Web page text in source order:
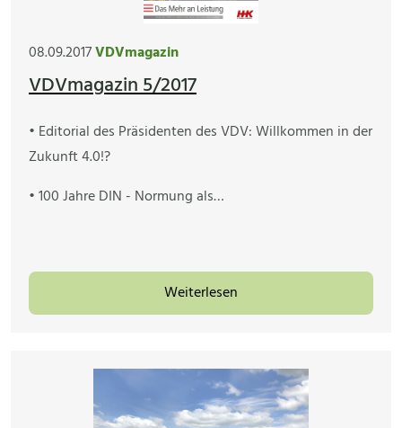
08.09.2017VDVmagazin
VDVmagazin 5/2017
• Editorial des Präsidenten des VDV: Willkommen in der
Zukunft 4.0!?
• 100 Jahre DIN - Normung als…
Weiterlesen